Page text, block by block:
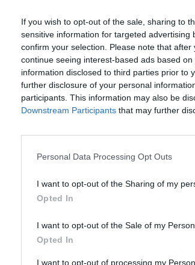
If you wish to opt-out of the sale, sharing to
sensitive information for targeted
confirm your selection. Please note that
continue seeing interest-based ads based
information disclosed to third parties prior to
further disclosure of your personal
participants. This information may also be
Downstream Participants that may further
Personal Data Processing Opt Outs
I want to opt-out of the Sharing of my
Opted In
I want to opt-out of the Sale of my
Opted In
I want to opt-out of processing my